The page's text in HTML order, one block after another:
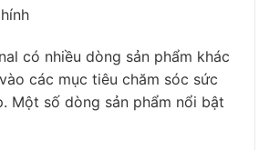
có nhiều dòng sản phẩm khác
các mục tiêu chăm sóc sức
Một số dòng sản phẩm nổi bật